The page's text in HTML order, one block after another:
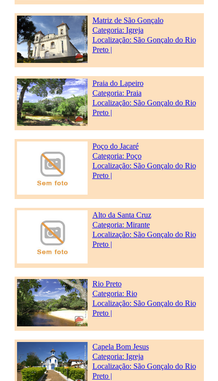
Matriz de São Gonçalo
Categoria: Igreja
Localização: São Gonçalo do Rio
Preto |
Praia do Lapeiro
Categoria: Praia
Localização: São Gonçalo do Rio
Preto |
Poço do Jacaré
Categoria: Poço
Localização: São Gonçalo do Rio
Preto |
Alto da Santa Cruz
Categoria: Mirante
Localização: São Gonçalo do Rio
Preto |
Rio Preto
Categoria: Rio
Localização: São Gonçalo do Rio
Preto |
Capela Bom Jesus
Categoria: Igreja
Localização: São Gonçalo do Rio
Preto |